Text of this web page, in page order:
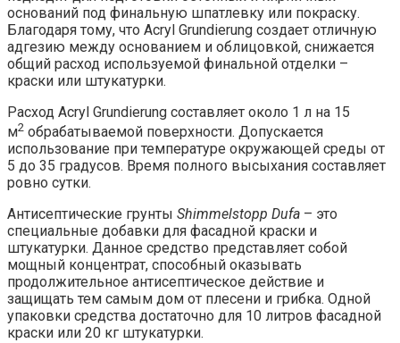
оснований под финальную шпатлевку или покраску.
Благодаря тому, что Acryl Grundierung создает отличную
адгезию между основанием и облицовкой, снижается
общий расход используемой финальной отделки –
краски или штукатурки.
Расход Acryl Grundierung составляет около 1 л на 15
м2 обрабатываемой поверхности. Допускается
использование при температуре окружающей среды от
5 до 35 градусов. Время полного высыхания составляет
ровно сутки.
Антисептические грунты Shimmelstopp Dufa – это
специальные добавки для фасадной краски и
штукатурки. Данное средство представляет собой
мощный концентрат, способный оказывать
продолжительное антисептическое действие и
защищать тем самым дом от плесени и грибка. Одной
упаковки средства достаточно для 10 литров фасадной
краски или 20 кг штукатурки.